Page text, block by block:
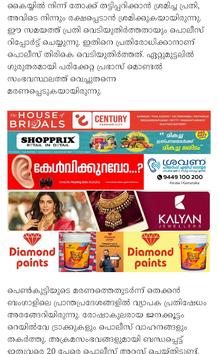
കൈയ്യിൽ നിന്ന് തോക്ക് തട്ടിപ്പറിക്കാൻ ശ്രമിച്ച പ്രതി,
അവിടെ നിന്നും രക്ഷപ്പെടാൻ ശ്രമിക്കുകയായിരുന്നു.
ഈ സമയത്ത് പ്രതി വെടിയുതിർത്തതായും പൊലീസ്
റിപ്പോർട്ട് ചെയ്യുന്നു. ഇതിനെ പ്രതിരോധിക്കാനാണ്
പൊലീസ് തിരികെ വെടിയുതിർത്തത്. ഏറ്റുമുട്ടലിൽ
ഗുരുതരമായി പരിക്കേറ്റ പ്രഭാസ് മൊണ്ടൽ
സംഭവസ്ഥലത്ത് വെച്ചുതന്നെ
മരണപ്പെടുകയായിരുന്നു.
പെൺകുട്ടിയുടെ മരണത്തെതുടർന്ന് തെക്കൻ
ബംഗാളിലെ പ്രാന്തപ്രദേശങ്ങളിൽ വ്യാപക പ്രതിഷേധം
അരങ്ങേറിയിരുന്നു. രോഷാകുലരായ ജനക്കൂട്ടം
റെയിൽവേ ട്രാക്കുകളും പൊലീസ് വാഹനങ്ങളും
തകർത്തു. അക്രമസംഭവങ്ങളുമായി ബന്ധപ്പെട്ട്
ഇതുവരെ 20 പേരെ പൊലീസ് അറസ്റ്റ് ചെയ്തിട്ടുണ്ട്.